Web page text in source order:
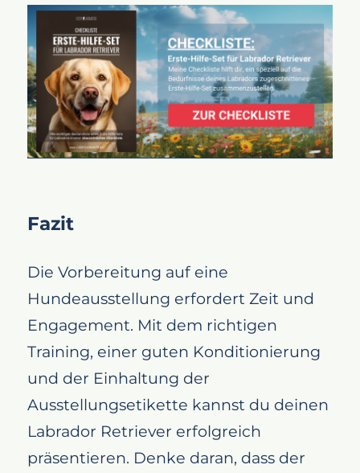
Fazit
Die Vorbereitung auf eine
Hundeausstellung erfordert Zeit und
Engagement. Mit dem richtigen
Training, einer guten Konditionierung
und der Einhaltung der
Ausstellungsetikette kannst du deinen
Labrador Retriever erfolgreich
präsentieren. Denke daran, dass der